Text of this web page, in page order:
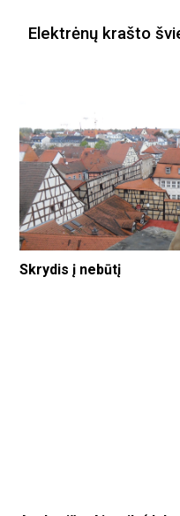
Elektrėnų krašto
Skrydis į nebūtį